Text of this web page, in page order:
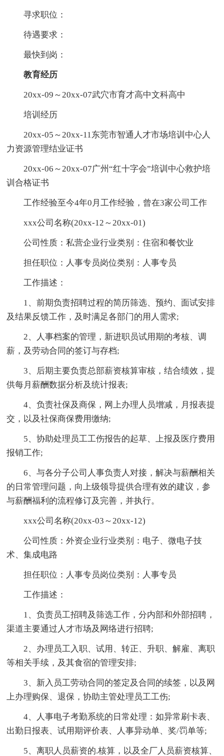
寻求职位：
待遇要求：
最快到岗：
教育经历
20xx-09～20xx-07武穴市育才高中文科高中
培训经历
20xx-05～20xx-11东莞市智通人才市场培训中心人
力资源管理结业证书
20xx-06～20xx-07广州“红十字会”培训中心救护培
训合格证书
工作经验至今4年0月工作经验，曾在3家公司工作
xxx公司名称(20xx-12～20xx-01)
公司性质：私营企业行业类别：住宿和餐饮业
担任职位：人事专员岗位类别：人事专员
工作描述：
1、前期负责招聘过程的简历筛选、预约、面试安排
及结果反馈工作，及时满足各部门的用人需求;
2、人事档案的管理，新进职员试用期的考核、调
薪，及劳动合同的签订与存档;
3、后期主要负责总部薪资核算审核，结合绩效，提
供每月薪酬数据分析及统计报表;
4、负责社保及商保，网上办理人员增减，月报表提
交，以及社保商保费用缴纳;
5、协助处理员工工伤报告的起草、上报及医疗费用
报销工作;
6、与各分子公司人事负责人对接，解决与薪酬相关
的日常管理问题，向上级领导提供合理有效的建议，参
与薪酬福利的流程修订及完善，并执行。
xxx公司名称(20xx-03～20xx-12)
公司性质：外资企业行业类别：电子、微电子技
术、集成电路
担任职位：人事专员岗位类别：人事专员
工作描述：
1、负责员工招聘及筛选工作，分内部和外部招聘，
渠道主要通过人才市场及网络进行招聘;
2、办理员工入职、试用、转正、升职、解雇、离职
等相关手续，及其食宿的管理安排;
3、新入员工劳动合同的签定及合同的续签，以及网
上办理购保、退保，协助主管处理员工工伤;
4、人事电子考勤系统的日常处理：如异常刷卡表、
出勤日报表、试用期评价表、人事异动单、奖/罚单等;
5、离职人员薪资的.核算，以及全厂人员薪资核算、